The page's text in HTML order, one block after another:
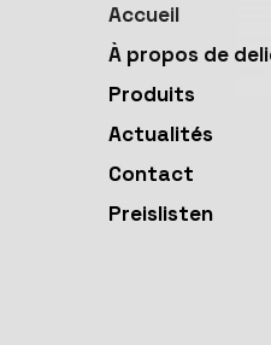
Accueil
À propos de
Produits
Actualités
Contact
Preislisten